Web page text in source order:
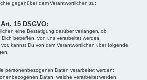
gegenüber dem Verantwortlichen zu:
15 DSGVO:
eine Bestätigung darüber verlangen, ob
betreffen, von uns verarbeitet werden.
kannst Du von dem Verantwortlichen über folgende
personenbezogenen Daten verarbeitet werden;
Daten, welche verarbeitet werden;